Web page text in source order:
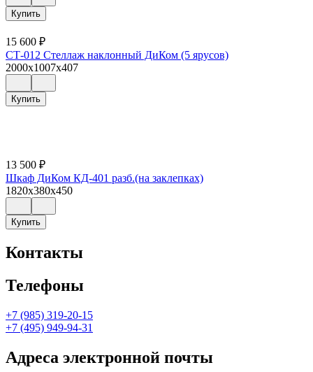
Купить
15 600 ₽
СТ-012 Стеллаж наклонный ДиКом (5 ярусов)
2000x1007x407
Купить
13 500 ₽
Шкаф ДиКом КД-401 разб.(на заклепках)
1820x380x450
Купить
Контакты
Телефоны
+7 (985) 319-20-15
+7 (495) 949-94-31
Адреса электронной почты